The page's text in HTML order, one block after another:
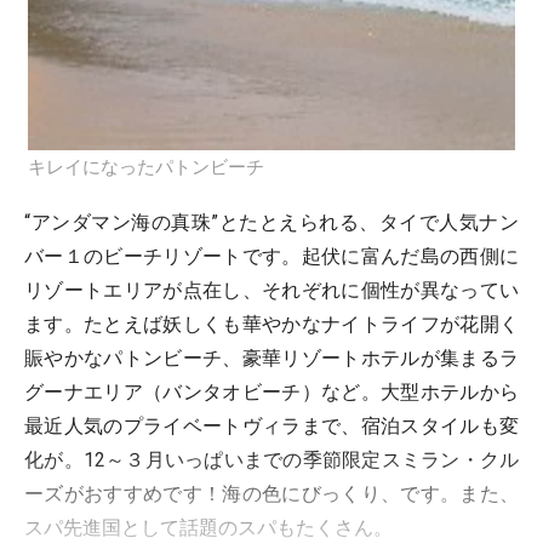
キレイになったパトンビーチ
“アンダマン海の真珠”とたとえられる、タイで人気ナン
バー１のビーチリゾートです。起伏に富んだ島の西側に
リゾートエリアが点在し、それぞれに個性が異なってい
ます。たとえば妖しくも華やかなナイトライフが花開く
賑やかなパトンビーチ、豪華リゾートホテルが集まるラ
グーナエリア（バンタオビーチ）など。大型ホテルから
最近人気のプライベートヴィラまで、宿泊スタイルも変
化が。12～３月いっぱいまでの季節限定スミラン・クル
ーズがおすすめです！海の色にびっくり、です。また、
スパ先進国として話題のスパもたくさん。